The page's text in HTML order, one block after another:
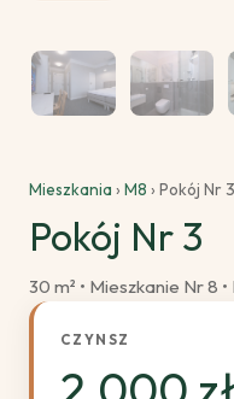
Mieszkania › M8 › Pokój Nr 3
Pokój Nr 3
30 m² • Mieszkanie Nr 8
CZYNSZ